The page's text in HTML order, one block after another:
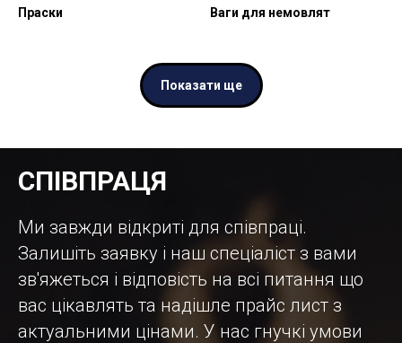
Праски Ваги для немовлят
Показати ще
СПІВПРАЦЯ
Ми завжди відкриті для співпраці.
Залишіть заявку і наш спеціаліст з вами
зв'яжеться і відповість на всі питання що
вас цікавлять та надішле прайс лист з
актуальними цінами. У нас гнучкі умови